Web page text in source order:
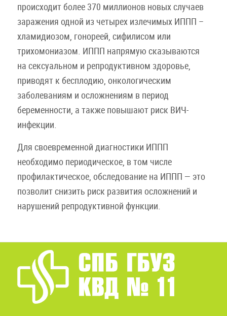
происходит более 370 миллионов новых случаев
заражения одной из четырех излечимых ИППП –
хламидиозом, гонореей, сифилисом или
трихомониазом. ИППП напрямую сказываются
на сексуальном и репродуктивном здоровье,
приводят к бесплодию, онкологическим
заболеваниям и осложнениям в период
беременности, а также повышают риск ВИЧ-
инфекции.
Для своевременной диагностики ИППП
необходимо периодическое, в том числе
профилактическое, обследование на ИППП — это
позволит снизить риск развития осложнений и
нарушений репродуктивной функции.